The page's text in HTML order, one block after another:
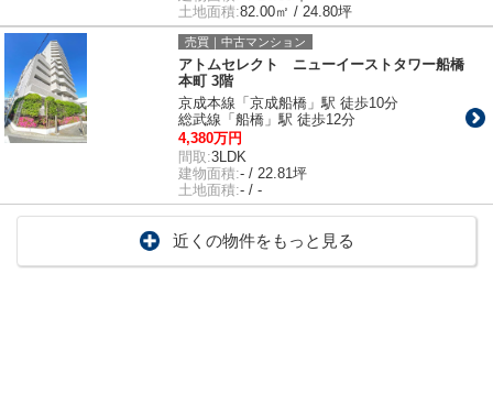
土地面積:82.00㎡ / 24.80坪
売買｜中古マンション
アトムセレクト ニューイーストタワー船橋
本町 3階
京成本線「京成船橋」駅 徒歩10分
総武線「船橋」駅 徒歩12分
4,380万円
間取:3LDK
建物面積:- / 22.81坪
土地面積:- / -
近くの物件をもっと見る